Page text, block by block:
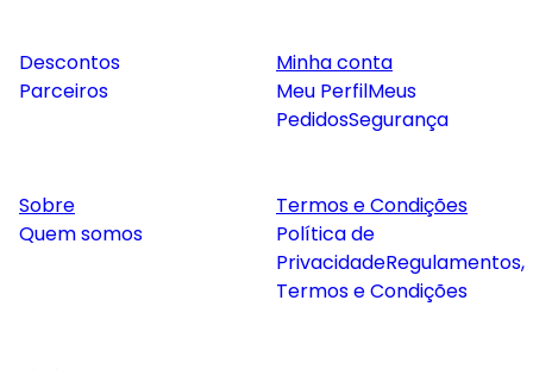
Descontos
Parceiros
Minha conta
Meu PerfilMeus
PedidosSegurança
Sobre
Quem somos
Termos e Condições
Política de
PrivacidadeRegulamentos,
Termos e Condições